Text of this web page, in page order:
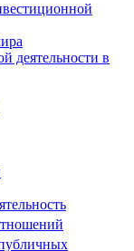
деятельности в